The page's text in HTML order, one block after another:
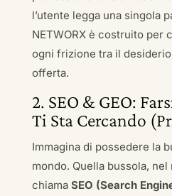
l’utente legga una singola
NETWORX è costruito per
ogni frizione tra il
offerta.
2. SEO & GEO:
Ti Sta Cercando
Immagina di possedere la
mondo. Quella bussola,
chiama SEO (Search